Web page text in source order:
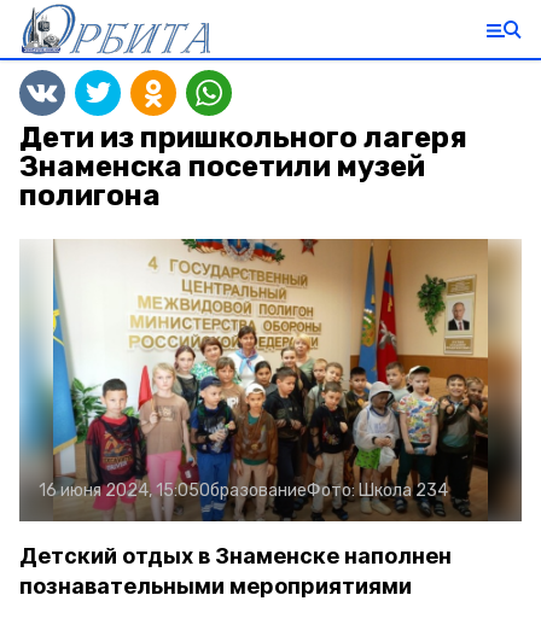
Дети из пришкольного лагеря
Знаменска посетили музей
полигона
16 июня 2024, 15:05ОбразованиеФото:Школа 234
Детский отдых в Знаменске наполнен
познавательными мероприятиями